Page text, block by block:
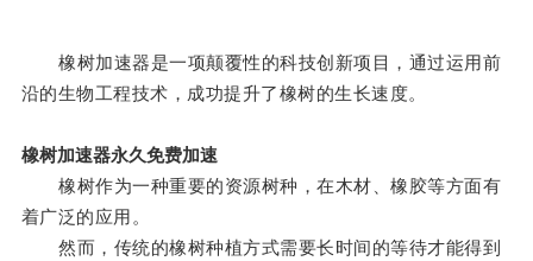
橡树加速器是一项颠覆性的科技创新项目，通过运用前
沿的生物工程技术，成功提升了橡树的生长速度。
橡树加速器永久免费加速
橡树作为一种重要的资源树种，在木材、橡胶等方面有
着广泛的应用。
然而，传统的橡树种植方式需要长时间的等待才能得到